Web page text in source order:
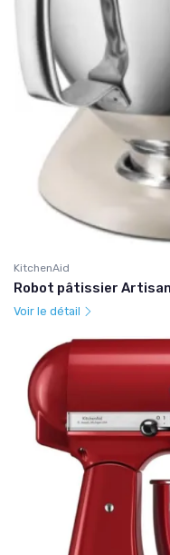
KitchenAid
Robot pâtissier
Voir le détail